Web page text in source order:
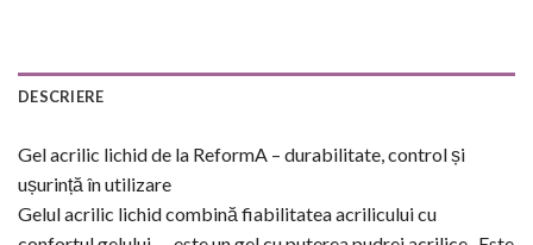
DESCRIERE
Gel acrilic lichid de la ReformA – durabilitate, control și
ușurință în utilizare
Gelul acrilic lichid combină fiabilitatea acrilicului cu